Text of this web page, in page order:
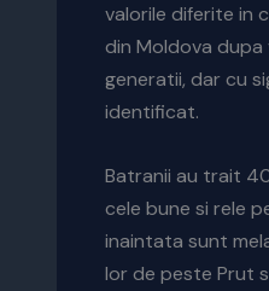
valorile diferite in
din Moldova
generatii, dar cu
identificat.
Batranii au trait
cele bune si rele
inaintata sunt
lor de peste Prut